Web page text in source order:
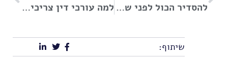
להסדיר הכול לפני שבירת הכוס: מהם היתרונות של עריכת הסכם ממון? למה עורכי דין צריכים לדעת אנגלית ברמה גבוהה?
שיתוף: